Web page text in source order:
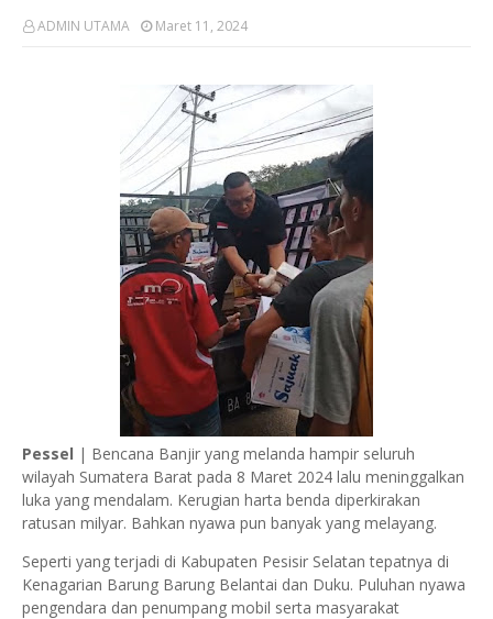
ADMIN UTAMA Maret 11, 2024
Pessel | Bencana Banjir yang melanda hampir seluruh
wilayah Sumatera Barat pada 8 Maret 2024 lalu meninggalkan
luka yang mendalam. Kerugian harta benda diperkirakan
ratusan milyar. Bahkan nyawa pun banyak yang melayang.
Seperti yang terjadi di Kabupaten Pesisir Selatan tepatnya di
Kenagarian Barung Barung Belantai dan Duku. Puluhan nyawa
pengendara dan penumpang mobil serta masyarakat